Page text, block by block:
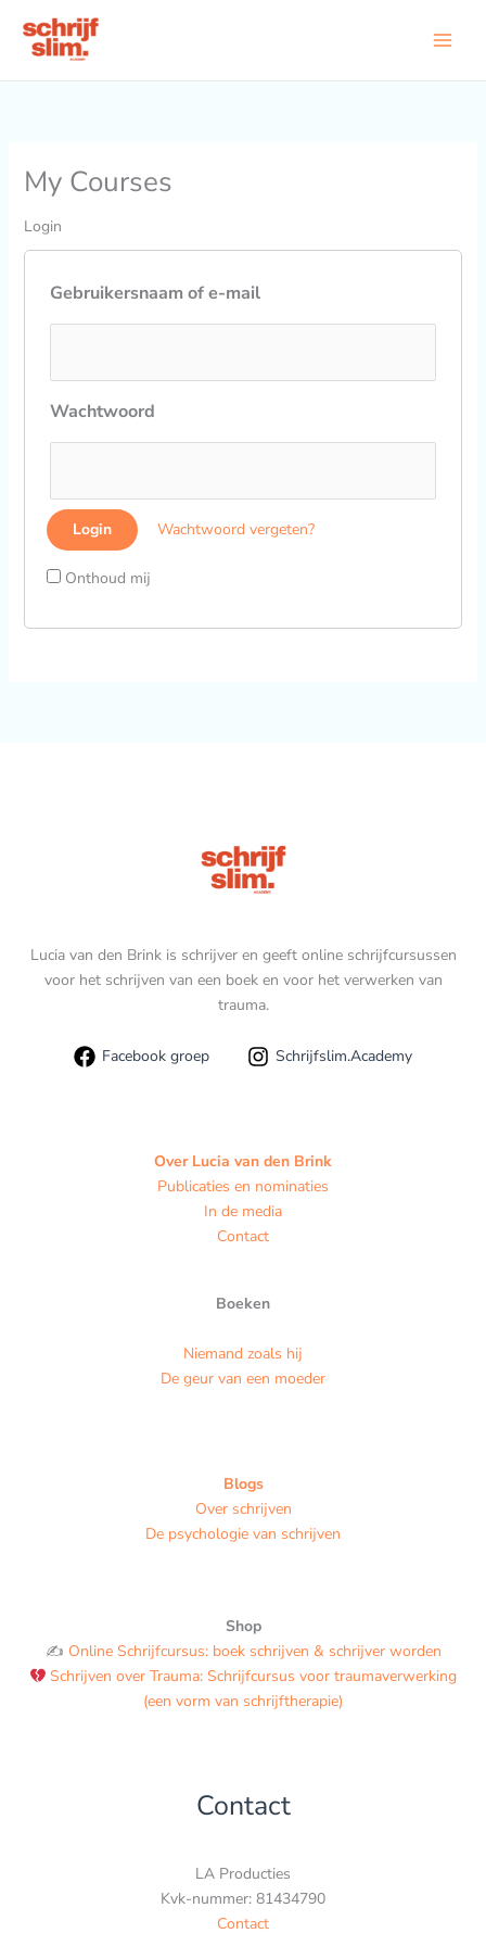
naar
My Courses
Login
Gebruikersnaam of e-mail
Wachtwoord
Wachtwoord vergeten?
Onthoud mij
Lucia van den Brink is schrijver en geeft online schrijfcursussen
voor het schrijven van een boek en voor het verwerken van
trauma.
Facebook groep Schrijfslim.Academy
Over Lucia van den Brink
Publicaties en nominaties
In de media
Contact
Boeken
Niemand zoals hij
De geur van een moeder
Blogs
Over schrijven
De psychologie van schrijven
Shop
✍️ Online Schrijfcursus: boek schrijven & schrijver worden
Schrijven over Trauma: Schrijfcursus voor traumaverwerking
(een vorm van schrijftherapie)
Contact
LA Producties
Kvk-nummer: 81434790
Contact